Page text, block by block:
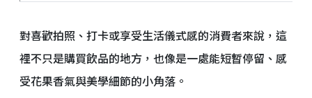
對喜歡拍照、打卡或享受生活儀式感的消費者來說，這
裡不只是購買飲品的地方，也像是一處能短暫停留、感
受花果香氣與美學細節的小角落。